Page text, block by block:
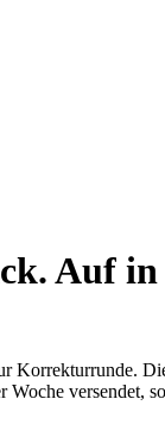
Auf
Korrekturrunde.
versendet,